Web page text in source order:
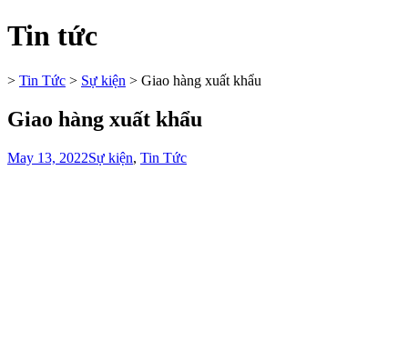
Tin tức
> Tin Tức > Sự kiện > Giao hàng xuất khẩu
Giao hàng xuất khẩu
May 13, 2022Sự kiện, Tin Tức